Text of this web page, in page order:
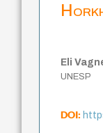
Eli
UNESP
DOI: